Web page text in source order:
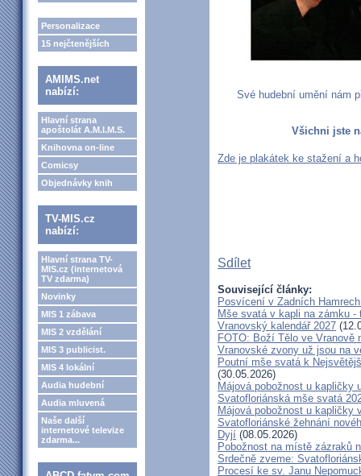
Personalizace
15 nejčtenějších
AMIMS.net
nabízí:
Hlavní strana
apoštolát A.M.I.M.S.
Knihovna on-line
Comicsy
Objednávky knih
TV-MIS.cz
nabízí:
Hlavní strana TV-
MIS.cz (internetová
TV zdarma)
Novinky
MIS 1 zábava
MIS 2 vzdělání
MIS 3 publicist.
MIS 4 lokální
Audia hudební
Audia mluvená
Naše další
internetové televize
zdarma...
Své hudební umění nám
Všichni jste
Zde je plakátek ke stažení a
Sdílet
Související články:
Posvícení v Zadních
Mše svatá v kapli na zámku -
Vranovský kalendář 2027
FOTO: Boží Tělo ve Vranově
Vranovské zvony už jsou na
Poutní mše svatá k
(30.05.2026)
Májová pobožnost u kapličky
Svatofloriánská mše svatá
Májová pobožnost u kapličky
Svatofloriánské žehnání
Dyjí (08.05.2026)
Pobožnost na místě zázraků
Srdečně zveme:
Procesí ke sv. Janu